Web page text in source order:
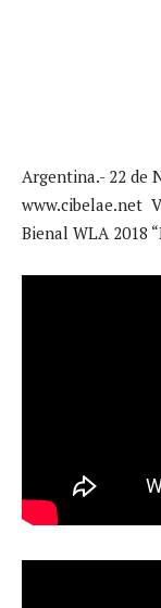
Argentina.- 22 de
www.cibelae.net
Bienal WLA 2018